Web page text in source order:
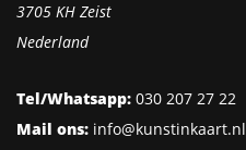
3705 KH Zeist
Nederland
Tel/Whatsapp: 030 207 27 22
Mail ons: info@kunstinkaart.nl